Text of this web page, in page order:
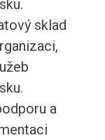
sklad
a